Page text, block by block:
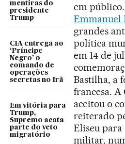
mentiras do
presidente
Trump
CIA entrega ao
‘Príncipe
Negro’ o
comando de
operações
secretas no Irã
Em vitória para
Trump,
Supremo acata
parte do veto
migratório
em público.
Emmanuel
grandes
política
em 14 de
Bastilha, a
francesa. A
aceitou o
reiterado
Eliseu para
militar,